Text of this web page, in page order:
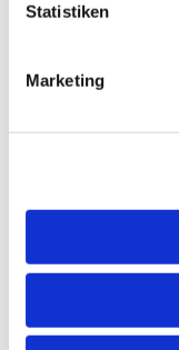
Statistiken
Marketing